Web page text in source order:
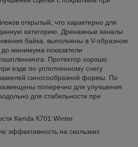
открытый, что характерно для
категорию. Дренажные каналы
байка, выполнены в V-образном
минимума показатели
Протектор хорошо
езде по уплотненному снегу
синосообразной формы. По
поперечно для улучшения
для стабильности при
Kenda К701 Winter
эффективность на скользких